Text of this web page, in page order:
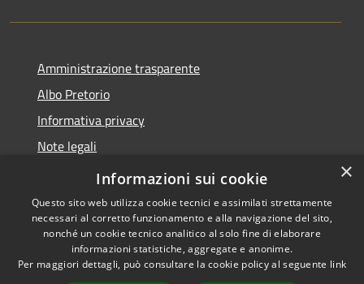
Amministrazione trasparente
Albo Pretorio
Informativa privacy
Note legali
Dichiarazione di accessibilità
Accessibilità
Copyright © 2026 • Comune di
Martirano • Powered by
×
Informazioni sui cookie
Questo sito web utilizza cookie tecnici e assimilati strettamente
necessari al corretto funzionamento e alla navigazione del sito,
nonché un cookie tecnico analitico al solo fine di elaborare
informazioni statistiche, aggregate e anonime.
Per maggiori dettagli, può consultare la cookie policy al seguente link